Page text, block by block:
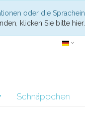
oder die
klicken Sie bitte hier.
Schnäppchen